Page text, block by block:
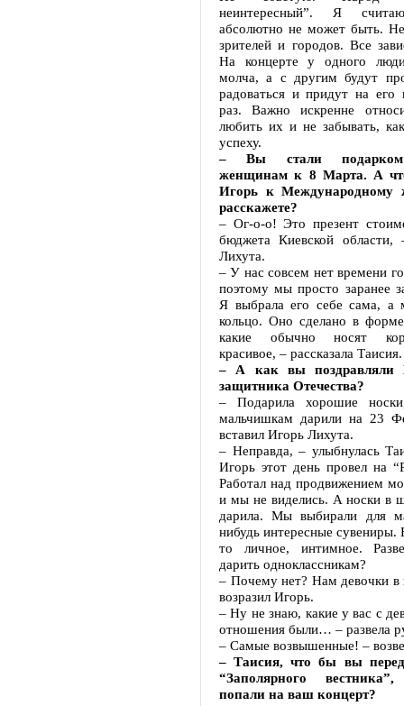
неинтересный”. Я
абсолютно не может быть.
зрителей и городов. Все
На концерте у одного
молча, а с другим будут
радоваться и придут на его
раз. Важно искренне
любить их и не забывать,
успеху.
– Вы стали подарком
женщинам к 8 Марта. А
Игорь к Международному
расскажете?
– Ог-о-о! Это презент
бюджета Киевской
Лихута.
– У нас совсем нет времени
поэтому мы просто заранее
Я выбрала его себе сама, а
кольцо. Оно сделано в
какие обычно носят
красивое, – рассказала Таисия.
– А как вы поздравляли
защитника Отечества?
– Подарила хорошие
мальчишкам дарили на 23
вставил Игорь Лихута.
– Неправда, – улыбнулась
Игорь этот день провел на
Работал над продвижением
и мы не виделись. А носки в
дарила. Мы выбирали для
нибудь интересные сувениры.
то личное, интимное.
дарить одноклассникам?
– Почему нет? Нам девочки в
возразил Игорь.
– Ну не знаю, какие у вас с
отношения были… – развела
– Самые возвышенные! –
– Таисия, что бы вы
“Заполярного
попали на ваш концерт?